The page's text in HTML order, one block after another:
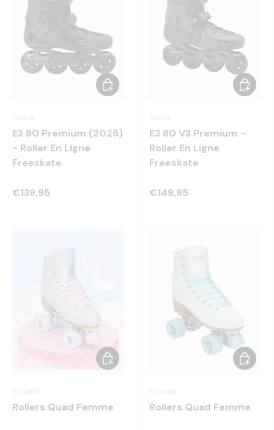
E3 80 Premium (2025)
- Roller En Ligne
Freeskate
€139,95
Choisir les options
E3 80 V3 Premium -
Roller En Ligne
Freeskate
€149,95
Choisir
Rollers Quad Femme
Choisir les options
Rollers Quad Femme
Choisir